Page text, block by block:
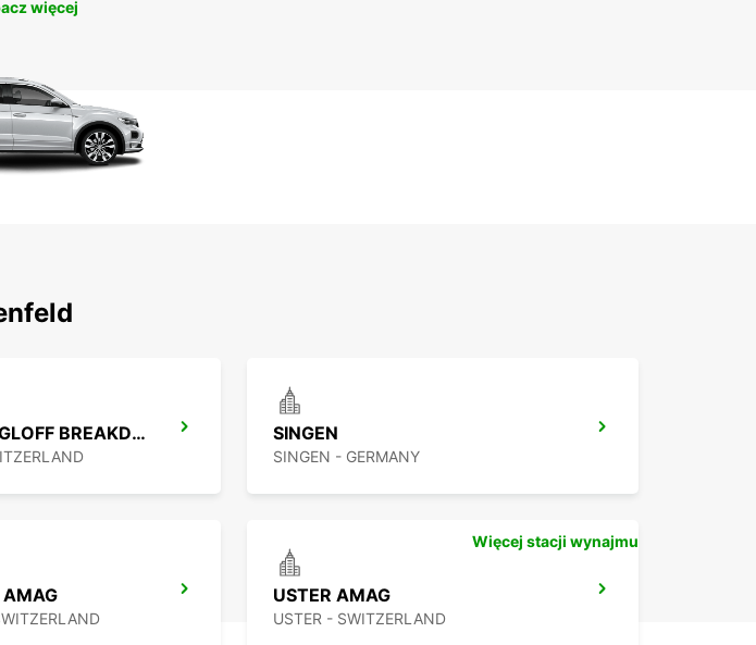
więcej
TAEGERWILEN EGLOFF BREAKDOWN SERV SINGEN
SINGEN - GERMANY
AMAG USTER AMAG
USTER - SWITZERLAND
Więcej stacji wynajmu